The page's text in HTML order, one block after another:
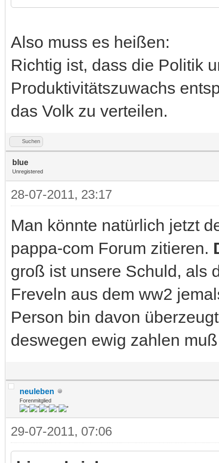
Also muss es heißen:
Richtig ist, dass die Politik
Produktivitätszuwachs
das Volk zu verteilen.
Suchen
blue
Unregistered
28-07-2011, 23:17
Man könnte natürlich jetzt
pappa-com Forum zitieren.
groß ist unsere Schuld, als
Freveln aus dem ww2
Person bin davon
deswegen ewig zahlen
neuleben
Forenmitglied
29-07-2011, 07:06